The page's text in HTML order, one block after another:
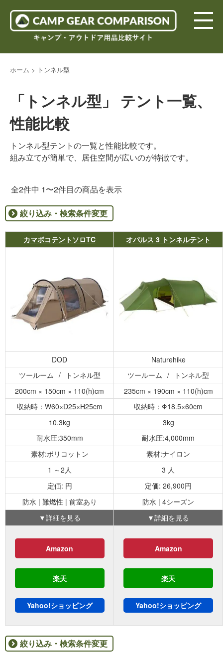
ホーム > トンネル型
「トンネル型」 テント一覧、
性能比較
トンネル型テントの一覧と性能比較です。
組み立てが簡単で、居住空間が広いのが特徴です。
全2件中 1〜2件目の商品を表示
絞り込み・検索条件変更
カマボコテントソロTC オパルス 3 トンネルテント
DOD
Naturehike
ツールーム
トンネル型 ツールーム
トンネル型
200cm × 150cm × 110(h)cm
235cm × 190cm × 110(h)cm
収納時：W60×D25×H25cm
収納時：Φ18.5×60cm
10.3kg
3kg
耐水圧:350mm
耐水圧:4,000mm
素材:ポリコットン
素材:ナイロン
1 ～2人
3 人
定価: 円
定価: 26,900円
防水 | 難燃性 | 前室あり
防水 | 4シーズン
▼詳細を見る
▼詳細を見る
Amazon
楽天
Yahoo!ショッピング
Amazon
楽天
Yahoo!ショッピング
絞り込み・検索条件変更